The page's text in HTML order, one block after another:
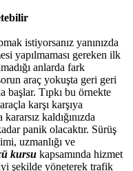
istiyorsanız yanınızda
yapılmaması gereken ilk
anlarda fark
araç yokuşta geri geri
başlar. Tıpkı bu örnekte
karşı karşıya
kaldığınızda
panik olacaktır. Sürüş
uzmanlığı ve
kursu kapsamında hizmet
şekilde yöneterek trafik